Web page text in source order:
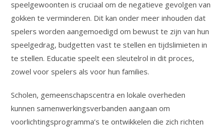
speelgewoonten is cruciaal om de negatieve gevolgen van
gokken te verminderen. Dit kan onder meer inhouden dat
spelers worden aangemoedigd om bewust te zijn van hun
speelgedrag, budgetten vast te stellen en tijdslimieten in
te stellen. Educatie speelt een sleutelrol in dit proces,
zowel voor spelers als voor hun families.
Scholen, gemeenschapscentra en lokale overheden
kunnen samenwerkingsverbanden aangaan om
voorlichtingsprogramma’s te ontwikkelen die zich richten